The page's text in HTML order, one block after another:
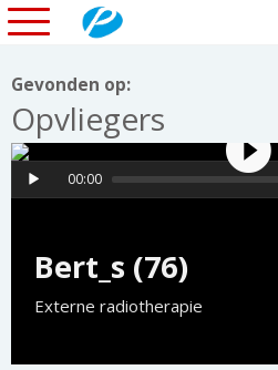
Gevonden op:
Opvliegers
Bert_s (76)
Externe radiotherapie
00:00